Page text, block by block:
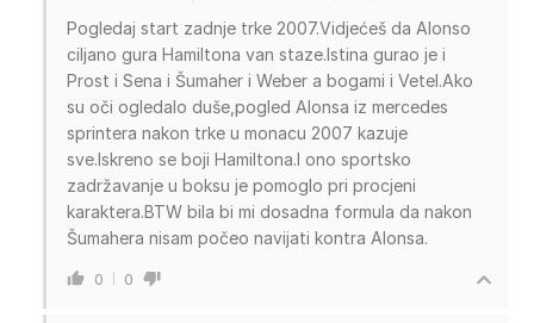
Pogledaj start zadnje trke 2007.Vidjećeš da Alonso
ciljano gura Hamiltona van staze.Istina gurao je i
Prost i Sena i Šumaher i Weber a bogami i Vetel.Ako
su oči ogledalo duše,pogled Alonsa iz mercedes
sprintera nakon trke u monacu 2007 kazuje
sve.Iskreno se boji Hamiltona.I ono sportsko
zadržavanje u boksu je pomoglo pri procjeni
karaktera.BTW bila bi mi dosadna formula da nakon
Šumahera nisam počeo navijati kontra Alonsa.
0 0